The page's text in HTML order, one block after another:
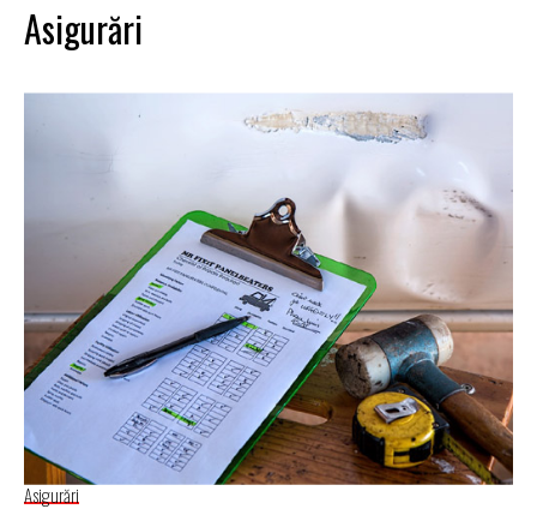
Asigurări
Asigurări